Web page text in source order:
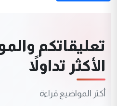
تعليقاتكم
الأكثر تداولاً
أكثر المواضيع قراءة